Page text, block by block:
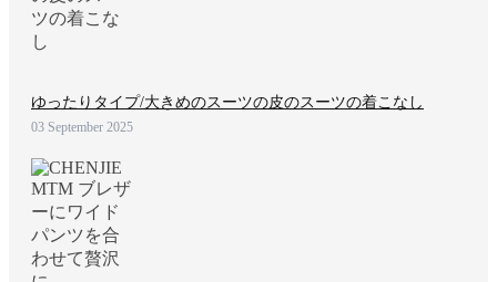
ゆったりタイプ/大きめのスーツの皮のスーツの着こなし
03 September 2025